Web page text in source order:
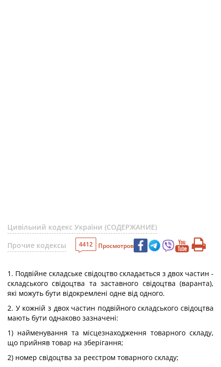
Цивільний кодекс України (СОДЕРЖАНИЕ)
Прочие кодексы
4412 Просмотров
1. Подвійне складське свідоцтво складається з двох частин -
складського свідоцтва та заставного свідоцтва (варанта),
які можуть бути відокремлені одне від одного.
2. У кожній з двох частин подвійного складського свідоцтва
мають бути однаково зазначені:
1) найменування та місцезнаходження товарного складу,
що прийняв товар на зберігання;
2) номер свідоцтва за реєстром товарного складу;